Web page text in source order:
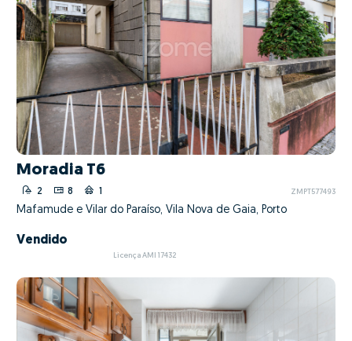
Moradia T6
2 8 1 ZMPT577493
Mafamude e Vilar do Paraíso, Vila Nova de Gaia, Porto
Vendido
Licença AMI 17432